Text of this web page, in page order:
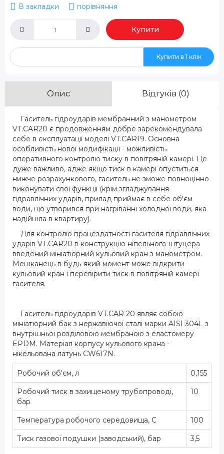
В закладки порівняння
Купити
Купити в 1 клік
Опис Відгуків (0)
Гаситель гідроударів мембранний з манометром
VT.CAR20 є продовженням добре зарекомендувала
себе в експлуатації моделі VT.CAR19. Основна
особливість нової модифікації - можливість
оперативного контролю тиску в повітряній камері. Це
дуже важливо, адже якщо тиск в камері опуститься
нижче розрахункового, гаситель не зможе повноцінно
виконувати свої функції (крім згладжування
гідравлічних ударів, прилад приймає в себе об'єм
води, що утворився при нагріванні холодної води, яка
надійшла в квартиру).
Для контролю працездатності гасителя гідравлічних
ударів VT.CAR20 в конструкцію ніпельного штуцера
введений мініатюрний кульовий кран з манометром.
Мешканець в будь-який момент може відкрити
кульовий кран і перевірити тиск в повітряній камері
гасителя.
Гаситель гідроударів VT.CAR 20 являє собою
мініатюрний бак з нержавіючої сталі марки AISI 304L з
внутрішньої розділовою мембраною з еластомеру
EPDM. Матеріал корпусу кульового крана -
нікельована латунь CW617N.
Робочий об'єм, л 0,155
Робочий тиск в захищеному трубопроводі,
бар
10
Температура робочого середовища, С 100
Тиск газової подушки (заводський), бар 3,5